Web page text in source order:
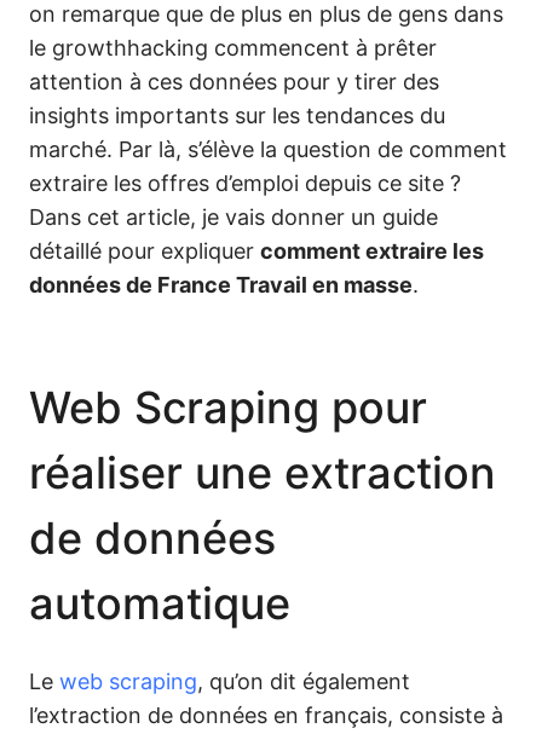
on remarque que de plus en plus de gens dans
le growthhacking commencent à prêter
attention à ces données pour y tirer des
insights importants sur les tendances du
marché. Par là, s’élève la question de comment
extraire les offres d’emploi depuis ce site ?
Dans cet article, je vais donner un guide
détaillé pour expliquer comment extraire les
données de France Travail en masse.
Web Scraping pour
réaliser une extraction
de données
automatique
Le web scraping, qu’on dit également
l’extraction de données en français, consiste à